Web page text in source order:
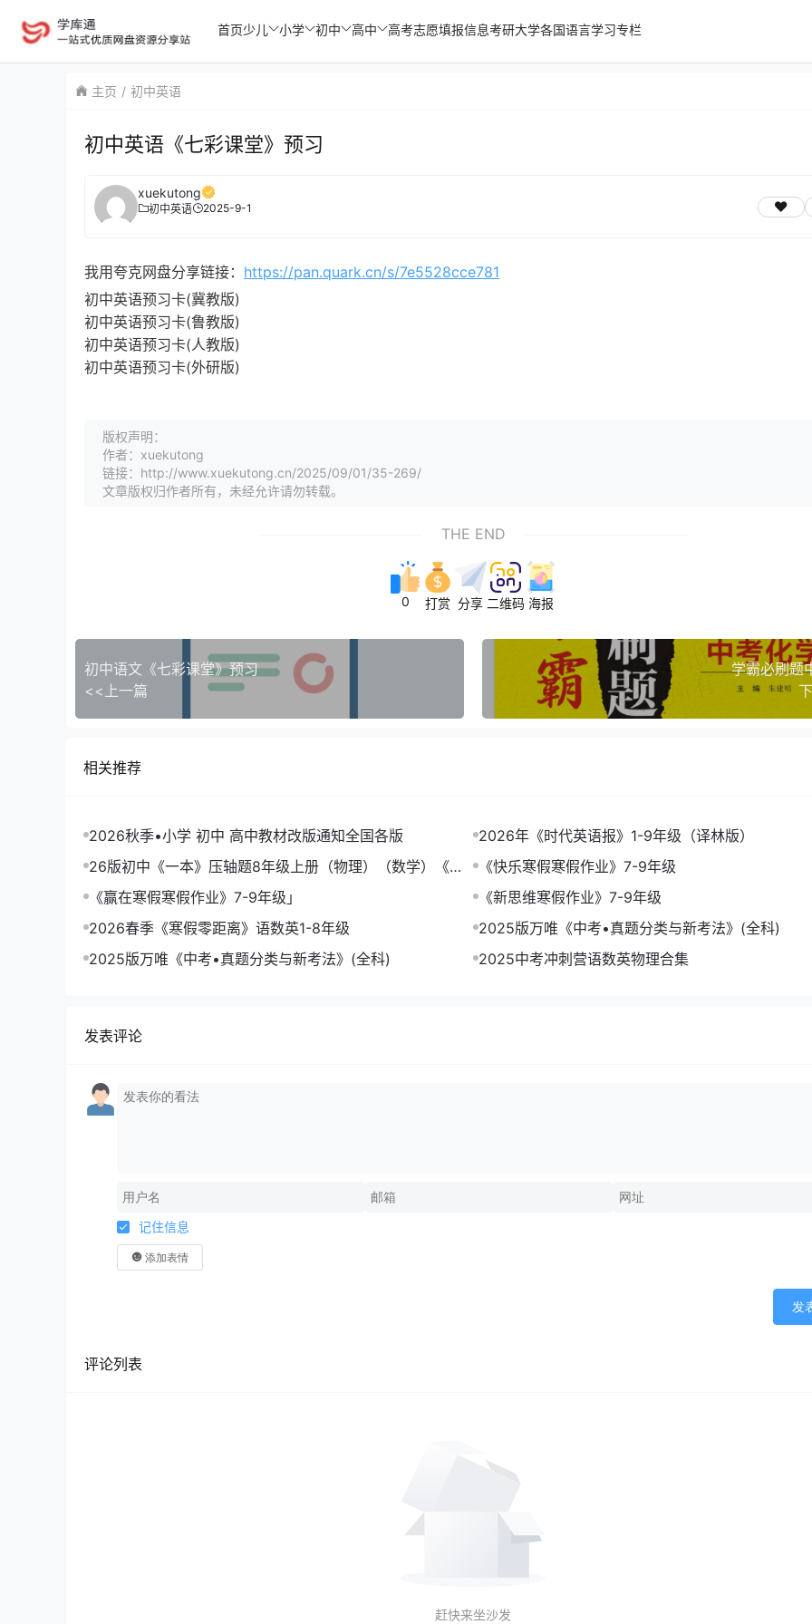
首页少儿 小学 初中 高中 高考志愿填报信息考研大学各国语言学习专栏
主页 初中英语
初中英语《七彩课堂》预习
xuekutong
初中英语 2025-9-1
我用夸克网盘分享链接： https://pan.quark.cn/s/7e5528cce781
初中英语预习卡(冀教版)
初中英语预习卡(鲁教版)
初中英语预习卡(人教版)
初中英语预习卡(外研版)
版权声明：
作者：xuekutong
链接：http://www.xuekutong.cn/2025/09/01/35-269/
文章版权归作者所有，未经允许请勿转载。
THE END
0 打赏 分享 二维码 海报
初中语文《七彩课堂》预习
<<上一篇
学霸必刷题
相关推荐
2026秋季•小学 初中 高中教材改版通知全国各版
2026年《时代英语报》1-9年级（译林版）
26版初中《一本》压轴题8年级上册（物理）（数学）《一
本函数》
《快乐寒假寒假作业》7-9年级
《赢在寒假寒假作业》7-9年级」
《新思维寒假作业》7-9年级
2026春季《寒假零距离》语数英1-8年级
2025版万唯《中考•真题分类与新考法》(全科)
2025版万唯《中考•真题分类与新考法》(全科)
2025中考冲刺营语数英物理合集
发表评论
记住信息
添加表情
发
评论列表
赶快来坐沙发